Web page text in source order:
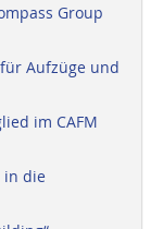
Group
Aufzüge und
im CAFM
in die